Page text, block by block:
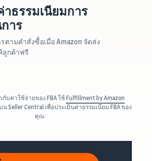
ธรรมเนียมการ
าร
ตามคำสั่งซื้อเมื่อ Amazon จัดส่ง
ลูกค้าฟรี
กับค่าใช้จ่ายของ FBA ใช้ Fulfillment by Amazon
Seller Central เพื่อประเมินค่าธรรมเนียม FBA ของ
คุณ